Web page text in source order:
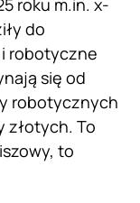
roku m.in. x-
do
robotyczne
się od
robotycznych
złotych. To
to